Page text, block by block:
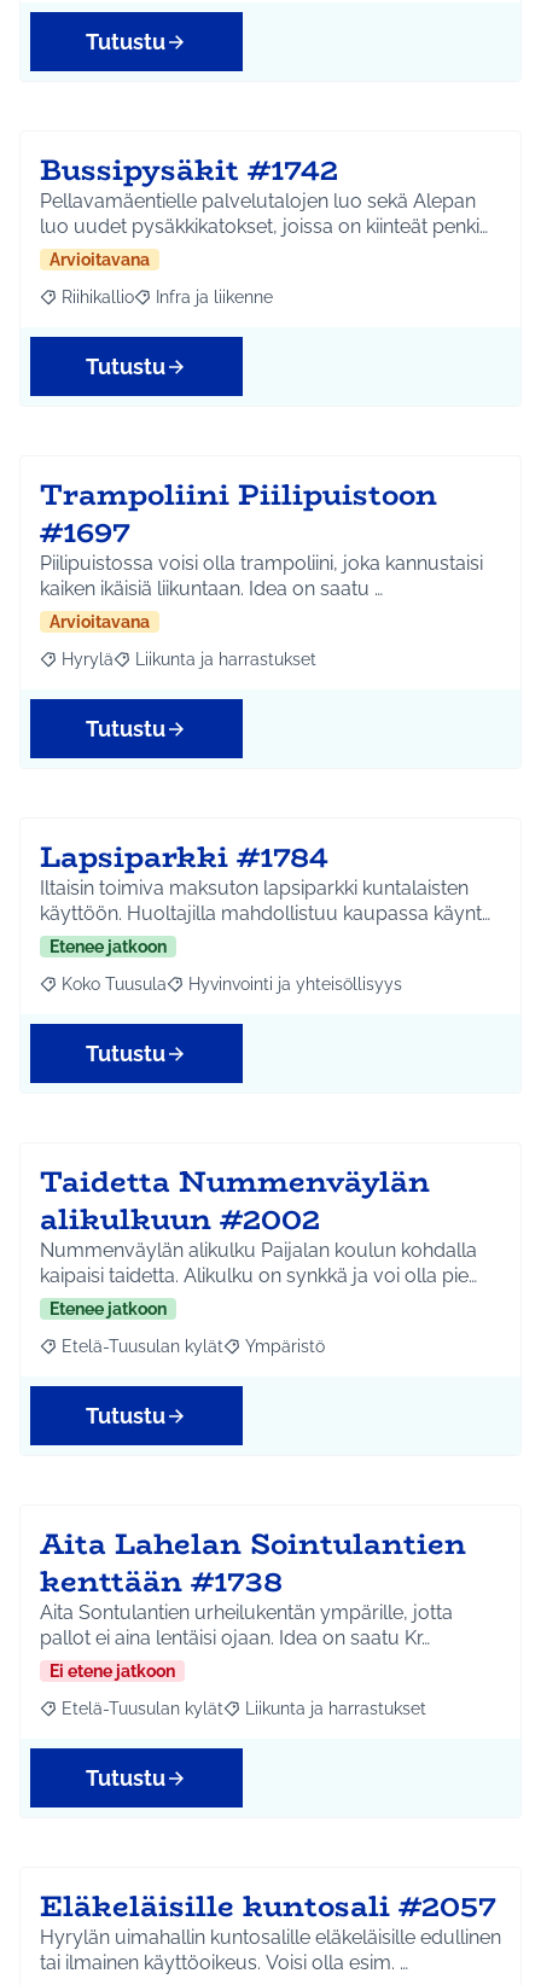
Tutustu
Bussipysäkit #1742
Pellavamäentielle palvelutalojen luo sekä Alepan
luo uudet pysäkkikatokset, joissa on kiinteät penki…
Arvioitavana
Rajaa tulokset aihepiirin mukaan: Riihikallio
Riihikallio Rajaa tulokset teeman mukaan: Infra ja liikenne
Infra ja liikenne
Tutustu
Trampoliini Piilipuistoon
#1697
Piilipuistossa voisi olla trampoliini, joka kannustaisi
kaiken ikäisiä liikuntaan. Idea on saatu …
Arvioitavana
Rajaa tulokset aihepiirin mukaan: Hyrylä
Hyrylä Rajaa tulokset teeman mukaan: Liikunta ja
Liikunta ja harrastukset
Tutustu
Lapsiparkki #1784
Iltaisin toimiva maksuton lapsiparkki kuntalaisten
käyttöön. Huoltajilla mahdollistuu kaupassa käynt…
Etenee jatkoon
Rajaa tulokset aihepiirin mukaan: Koko Tuusula
Koko Tuusula Rajaa tulokset teeman mukaan: Hyvinvointi ja
Hyvinvointi ja yhteisöllisyys
Tutustu
Taidetta Nummenväylän
alikulkuun #2002
Nummenväylän alikulku Paijalan koulun kohdalla
kaipaisi taidetta. Alikulku on synkkä ja voi olla pie…
Etenee jatkoon
Rajaa tulokset aihepiirin mukaan: Etelä-Tuusulan kylät
Etelä-Tuusulan kylät Rajaa tulokset teeman mukaan:
Ympäristö
Tutustu
Aita Lahelan Sointulantien
kenttään #1738
Aita Sontulantien urheilukentän ympärille, jotta
pallot ei aina lentäisi ojaan. Idea on saatu Kr…
Ei etene jatkoon
Rajaa tulokset aihepiirin mukaan: Etelä-Tuusulan kylät
Etelä-Tuusulan kylät Rajaa tulokset teeman mukaan:
Liikunta ja harrastukset
Tutustu
Eläkeläisille kuntosali #2057
Hyrylän uimahallin kuntosalille eläkeläisille edullinen
tai ilmainen käyttöoikeus. Voisi olla esim. …